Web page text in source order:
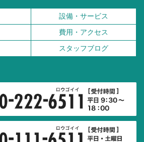
設備・サービス
費用・アクセス
スタッフブログ